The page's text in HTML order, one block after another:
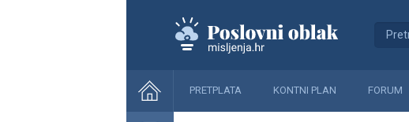
PRETPLATA KONTNI PLAN FORUM